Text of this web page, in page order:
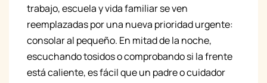
trabajo, escuela y vida familiar se ven
reemplazadas por una nueva prioridad urgente:
consolar al pequeño. En mitad de la noche,
escuchando tosidos o comprobando si la frente
está caliente, es fácil que un padre o cuidador